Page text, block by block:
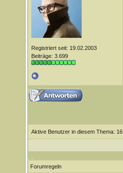
Registriert seit: 19.02.2003
Beiträge: 3.699
Aktive Benutzer in diesem Thema: 16
Forumregeln